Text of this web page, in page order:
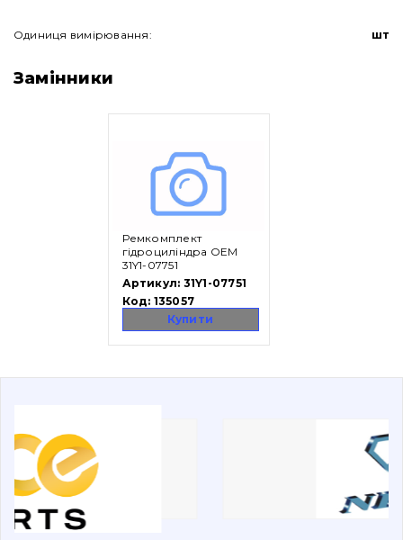
Про нас
Фільтри та мастильні матеріали
Ножі, ріжучі кромки
Захист (ковша, адаптера)
Подушки амортизаційні
листа
Одиниця вимірювання: шт
Замінники
Ремкомплект
гідроциліндра OEM
31Y1-07751
Артикул: 31Y1-07751
Код: 135057
Купити